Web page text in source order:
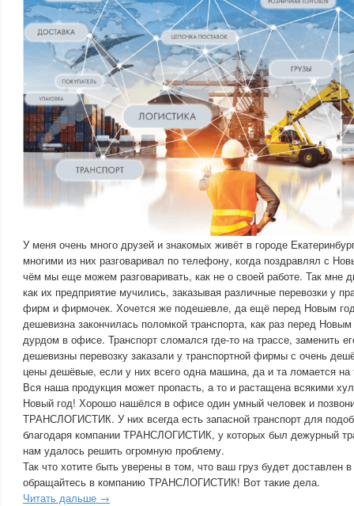
У меня очень много друзей и знакомых живёт в городе
многими из них разговаривал по телефону, когда поздравлял с
чём мы еще можем разговаривать, как не о своей работе. Так мне
как их предприятие мучились, заказывая различные перевозки у
фирм и фирмочек. Хочется же подешевле, да ещё перед Новым
дешевизна закончилась поломкой транспорта, как раз перед
дурдом в офисе. Транспорт сломался где-то на трассе, заменить
дешевизны перевозку заказали у транспортной фирмы с очень
цены дешёвые, если у них всего одна машина, да и та ломается на
Вся наша продукция может пропасть, а то и растащена всякими
Новый год! Хорошо нашёлся в офисе один умный человек и
ТРАНСЛОГИСТИК. У них всегда есть запасной транспорт для
благодаря компании ТРАНСЛОГИСТИК, у которых был дежурный
нам удалось решить огромную проблему.
Так что хотите быть уверены в том, что ваш груз будет доставлен
обращайтесь в компанию ТРАНСЛОГИСТИК! Вот такие дела.
Читать дальше →